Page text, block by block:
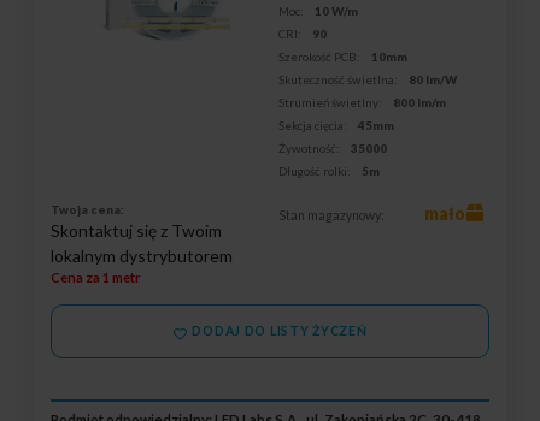
Moc:
10 W/m
CRI:
90
Szerokość PCB:
10mm
Skuteczność świetlna:
80 lm/W
Strumień świetlny:
800 lm/m
Sekcja cięcia:
45mm
Żywotność:
35000
Długość rolki:
5m
Twoja cena:
Skontaktuj się z Twoim
lokalnym dystrybutorem
Cena za 1 metr
Stan magazynowy: mało
DODAJ DO LISTY ŻYCZEŃ